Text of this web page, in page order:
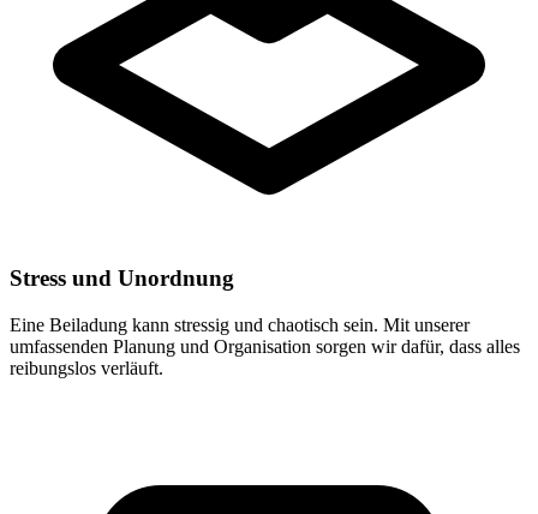
Stress und Unordnung
Eine Beiladung kann stressig und chaotisch sein. Mit unserer
umfassenden Planung und Organisation sorgen wir dafür, dass alles
reibungslos verläuft.